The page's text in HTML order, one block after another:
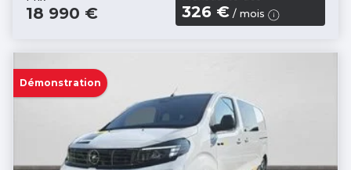
18 990 € 326 € / mois
Démonstration